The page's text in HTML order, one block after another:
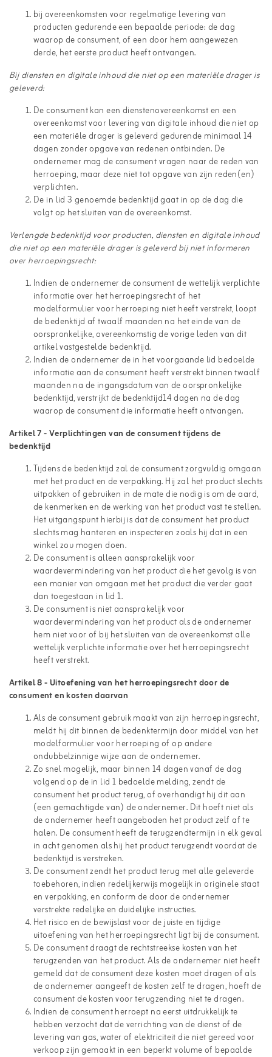
bij overeenkomsten voor regelmatige levering van
producten gedurende een bepaalde periode: de dag
waarop de consument, of een door hem aangewezen
derde, het eerste product heeft ontvangen.
Bij diensten en digitale inhoud die niet op een materiële drager is
geleverd:
De consument kan een dienstenovereenkomst en een
overeenkomst voor levering van digitale inhoud die niet op
een materiële drager is geleverd gedurende minimaal 14
dagen zonder opgave van redenen ontbinden. De
ondernemer mag de consument vragen naar de reden van
herroeping, maar deze niet tot opgave van zijn reden(en)
verplichten.
De in lid 3 genoemde bedenktijd gaat in op de dag die
volgt op het sluiten van de overeenkomst.
Verlengde bedenktijd voor producten, diensten en digitale inhoud
die niet op een materiële drager is geleverd bij niet informeren
over herroepingsrecht:
Indien de ondernemer de consument de wettelijk verplichte
informatie over het herroepingsrecht of het
modelformulier voor herroeping niet heeft verstrekt, loopt
de bedenktijd af twaalf maanden na het einde van de
oorspronkelijke, overeenkomstig de vorige leden van dit
artikel vastgestelde bedenktijd.
Indien de ondernemer de in het voorgaande lid bedoelde
informatie aan de consument heeft verstrekt binnen twaalf
maanden na de ingangsdatum van de oorspronkelijke
bedenktijd, verstrijkt de bedenktijd14 dagen na de dag
waarop de consument die informatie heeft ontvangen.
Artikel 7 - Verplichtingen van de consument tijdens de
bedenktijd
Tijdens de bedenktijd zal de consument zorgvuldig omgaan
met het product en de verpakking. Hij zal het product slechts
uitpakken of gebruiken in de mate die nodig is om de aard,
de kenmerken en de werking van het product vast te stellen.
Het uitgangspunt hierbij is dat de consument het product
slechts mag hanteren en inspecteren zoals hij dat in een
winkel zou mogen doen.
De consument is alleen aansprakelijk voor
waardevermindering van het product die het gevolg is van
een manier van omgaan met het product die verder gaat
dan toegestaan in lid 1.
De consument is niet aansprakelijk voor
waardevermindering van het product als de ondernemer
hem niet voor of bij het sluiten van de overeenkomst alle
wettelijk verplichte informatie over het herroepingsrecht
heeft verstrekt.
Artikel 8 - Uitoefening van het herroepingsrecht door de
consument en kosten daarvan
Als de consument gebruik maakt van zijn herroepingsrecht,
meldt hij dit binnen de bedenktermijn door middel van het
modelformulier voor herroeping of op andere
ondubbelzinnige wijze aan de ondernemer.
Zo snel mogelijk, maar binnen 14 dagen vanaf de dag
volgend op de in lid 1 bedoelde melding, zendt de
consument het product terug, of overhandigt hij dit aan
(een gemachtigde van) de ondernemer. Dit hoeft niet als
de ondernemer heeft aangeboden het product zelf af te
halen. De consument heeft de terugzendtermijn in elk geval
in acht genomen als hij het product terugzendt voordat de
bedenktijd is verstreken.
De consument zendt het product terug met alle geleverde
toebehoren, indien redelijkerwijs mogelijk in originele staat
en verpakking, en conform de door de ondernemer
verstrekte redelijke en duidelijke instructies.
Het risico en de bewijslast voor de juiste en tijdige
uitoefening van het herroepingsrecht ligt bij de consument.
De consument draagt de rechtstreekse kosten van het
terugzenden van het product. Als de ondernemer niet heeft
gemeld dat de consument deze kosten moet dragen of als
de ondernemer aangeeft de kosten zelf te dragen, hoeft de
consument de kosten voor terugzending niet te dragen.
Indien de consument herroept na eerst uitdrukkelijk te
hebben verzocht dat de verrichting van de dienst of de
levering van gas, water of elektriciteit die niet gereed voor
verkoop zijn gemaakt in een beperkt volume of bepaalde